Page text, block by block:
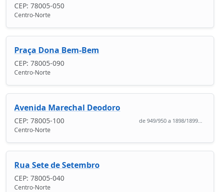
CEP: 78005-050
Centro-Norte
Praça Dona Bem-Bem
CEP: 78005-090
Centro-Norte
Avenida Marechal Deodoro
CEP: 78005-100 de 949/950 a 1898/1899...
Centro-Norte
Rua Sete de Setembro
CEP: 78005-040
Centro-Norte